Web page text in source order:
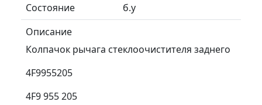
Состояние
б.у
Описание
Колпачок рычага стеклоочистителя заднего
4F9955205
4F9 955 205